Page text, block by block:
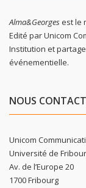
Alma&Georgesest le
Edité par Unicom
Institution et
événementielle.
NOUS
Unicom
Université de
Av. de l’Europe 20
1700 Fribourg